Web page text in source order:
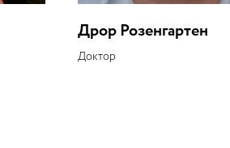
Дрор Розенгартен
Доктор